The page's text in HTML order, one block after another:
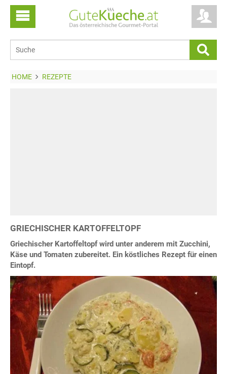
HOME REZEPTE
GRIECHISCHER KARTOFFELTOPF
Griechischer Kartoffeltopf wird unter anderem mit Zucchini,
Käse und Tomaten zubereitet. Ein köstliches Rezept für einen
Eintopf.